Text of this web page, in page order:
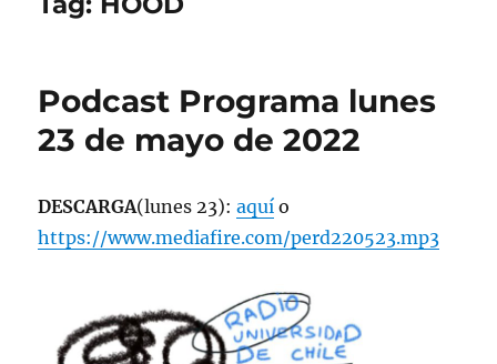
Podcast Programa lunes
23 de mayo de 2022
DESCARGA(lunes 23):aquí o
https://www.mediafire.com/perd220523.mp3